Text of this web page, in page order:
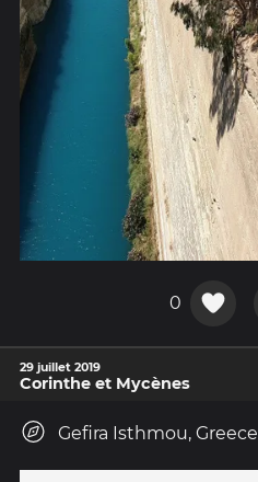
0
29 juillet 2019
Corinthe et Mycènes
Gefira Isthmou, Greece